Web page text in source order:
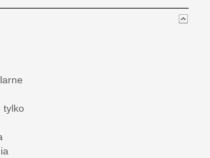
tylko